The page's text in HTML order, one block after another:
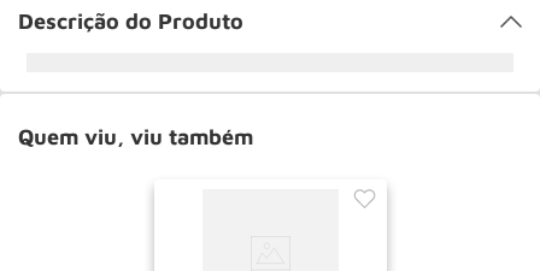
Descrição do Produto
Quem viu, viu também